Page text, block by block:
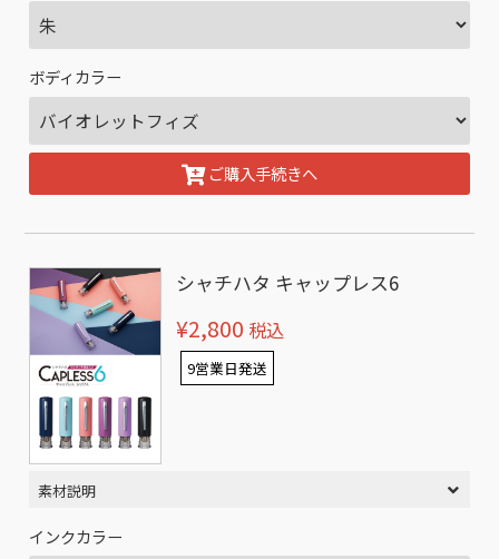
ボディカラー
ご購入手続きへ
シャチハタ キャップレス6
¥2,800 税込
9営業日発送
素材説明
インクカラー